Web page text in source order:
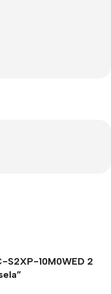
S2XP-10M0WED 2